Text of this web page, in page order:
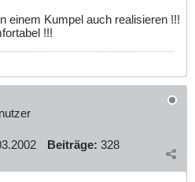
einem Kumpel auch realisieren !!!
!!!
Beiträge: 328